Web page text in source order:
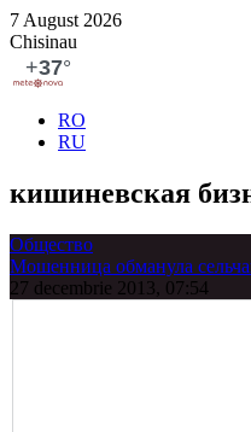
7 August 2026
Chisinau
RO
RU
кишиневская
Общество
Мошенница обманула
27 decembrie 2013, 07:54